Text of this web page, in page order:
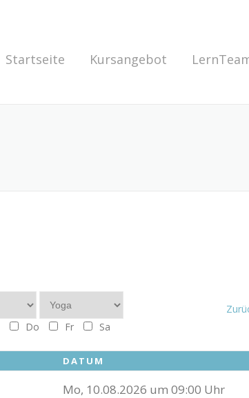
Startseite Kursangebot
Do Fr Sa
DATUM
Mo, 10.08.2026 um 09:00 Uhr